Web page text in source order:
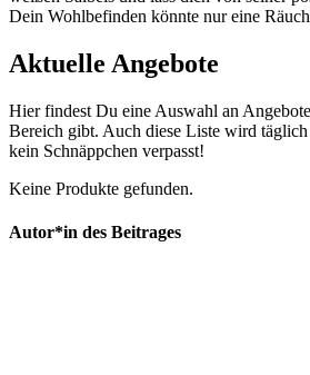
Dein Wohlbefinden könnte ⁣nur eine
Aktuelle Angebote
Hier findest Du eine Auswahl an
Bereich gibt. Auch diese Liste wird täglich
kein Schnäppchen verpasst!
Keine Produkte gefunden.
Autor*in des Beitrages